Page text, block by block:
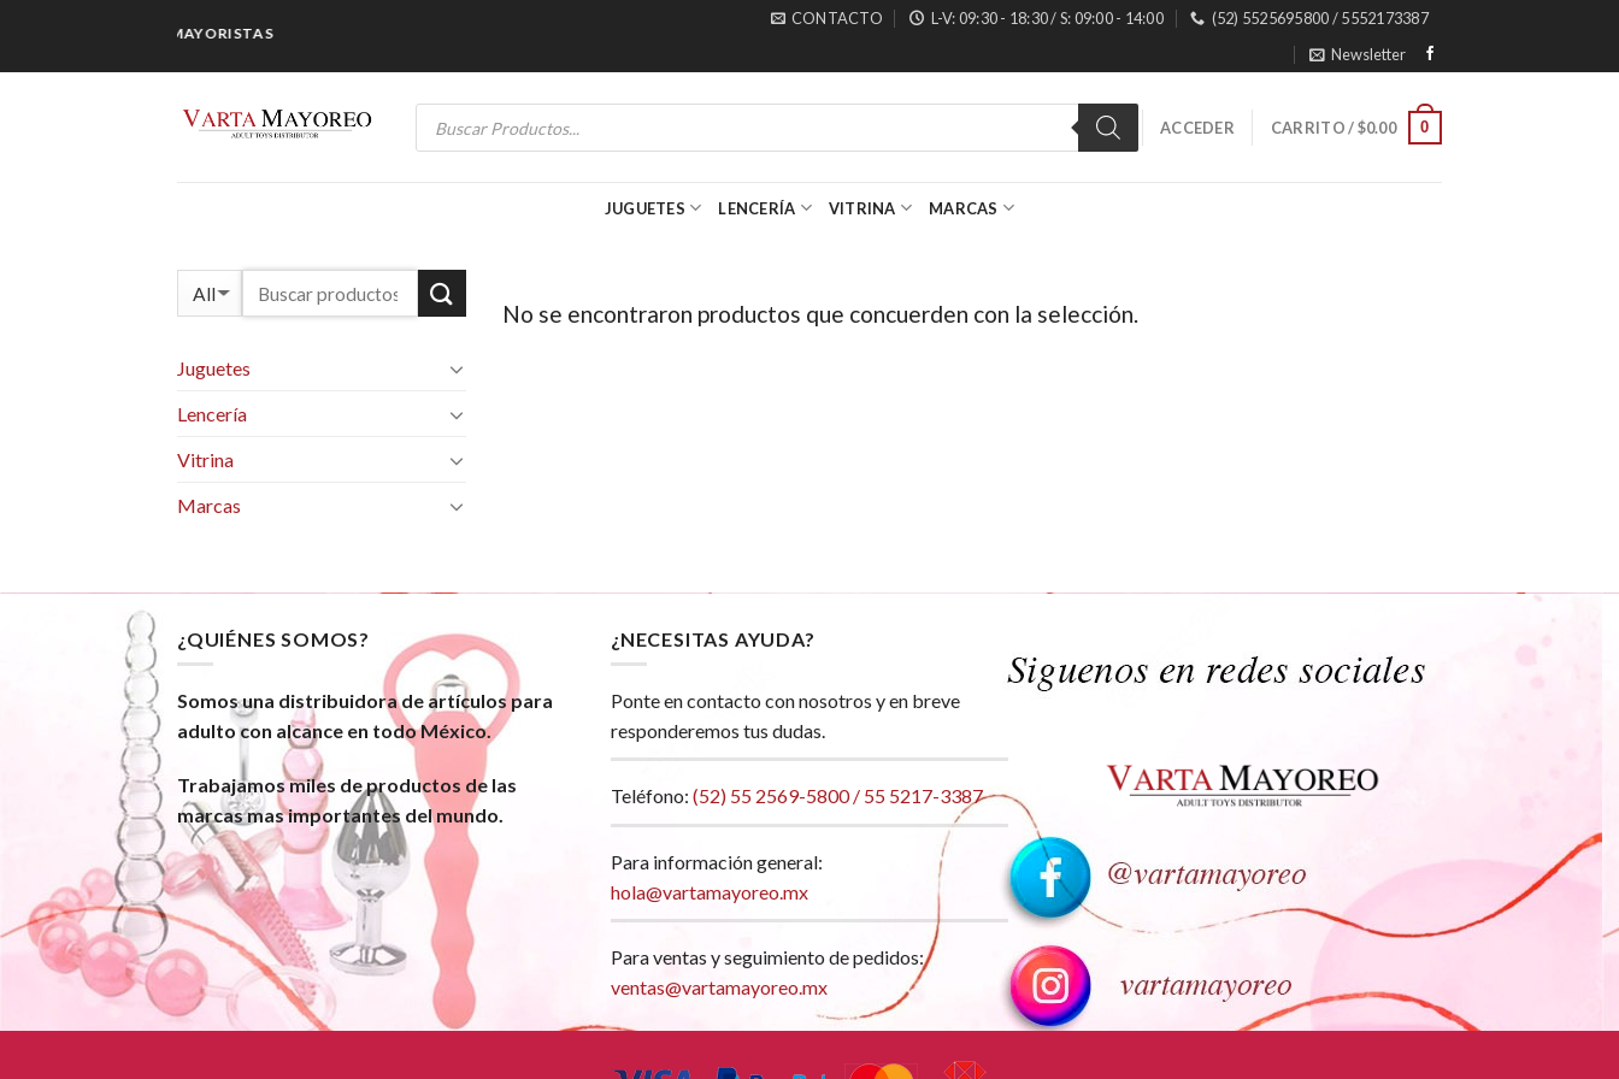
content
ESPECIALES PARA MAYORISTAS
CONTACTO L-V: 09:30 - 18:30 / S: 09:00 - 14:00
(52) 5525695800 / 5552173387
Newsletter
Products
search
ACCEDER CARRITO /$0.00 0
JUGUETES LENCERÍA VITRINA MARCAS
Juguetes
Lencería
Vitrina
Marcas
No se encontraron productos que concuerden con la selección.
¿QUIÉNES SOMOS?
Somos una distribuidora de artículos para
adulto con alcance en todo México.
Trabajamos miles de productos de las
marcas mas importantes del mundo.
¿NECESITAS AYUDA?
Ponte en contacto con nosotros y en breve
responderemos tus dudas.
Teléfono: (52) 55 2569-5800 / 55 5217-3387
Para información general:
hola@vartamayoreo.mx
Para ventas y seguimiento de pedidos:
ventas@vartamayoreo.mx